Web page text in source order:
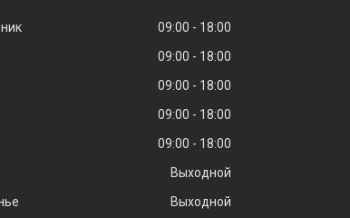
09:00
18:00
09:00
18:00
09:00
18:00
09:00
18:00
09:00
18:00
Выходной
Выходной